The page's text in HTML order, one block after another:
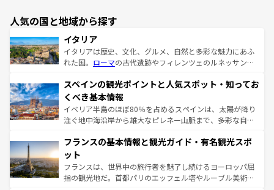
人気の国と地域から探す
イタリア
イタリアは歴史、文化、グルメ、自然と多彩な魅力にあふ
れた国。 ローマの古代遺跡やフィレンツェのルネッサンス
ろん、トスカーナの美しい田園風景やアマルフィ海岸の絶
景など、自然景観も見逃せない。観光の合間には、本場の
ピザやパスタなど、絶品のイタリア料理を堪能することも
できる。朝目覚めてから夜眠るまで、すべての瞬間を楽し
なお、新着のイタリア情報はコンテンツ一覧を参照してほ
しい。
スペインの観光ポイントと人気スポット・知ってお
くべき基本情報
イベリア半島のほぼ80％を占めるスペインは、太陽が降り
注ぐ地中海沿岸から雄大なピレネー山脈まで、多彩な自然
文化が根付くこの国では、情熱的なフラメンコ、熱気あふ
れる闘牛、そして美味しいタパスが生活の一部となってい
る。首都マドリードの洗練された雰囲気や、バルセロナの
アートに溢れた街角から、地方では古代ローマ遺跡や中世
フランスの基本情報と観光ガイド・有名観光スポ
ット
フランスは、世界中の旅行者を魅了し続けるヨーロッパ屈
指の観光地だ。首都パリのエッフェル塔やルーブル美術館